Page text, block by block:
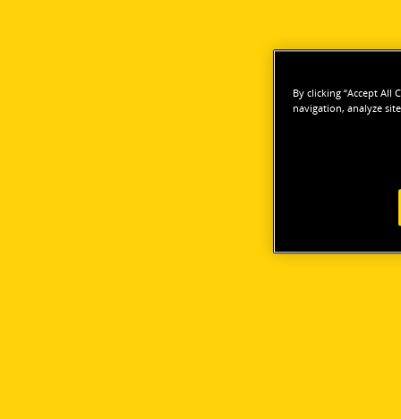
By clicking “Accept All
navigation, analyze